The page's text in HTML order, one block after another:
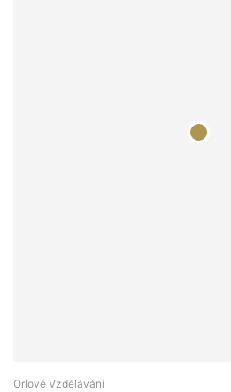
Orlové Vzdělávání